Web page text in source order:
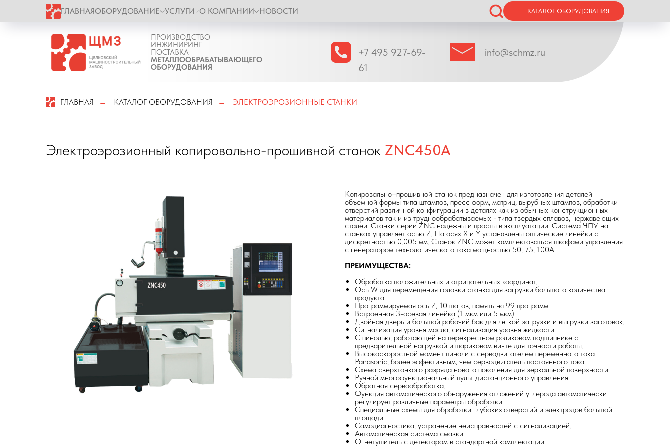
ГЛАВНАЯОБОРУДОВАНИЕ УСЛУГИ О КОМПАНИИ НОВОСТИ КАТАЛОГ ОБОРУДОВАНИЯ
ПРОИЗВОДСТВО
ИНЖИНИРИНГ
ПОСТАВКА
МЕТАЛЛООБРАБАТЫВАЮЩЕГО
ОБОРУДОВАНИЯ
+7 495 927-69-
61
info@schmz.ru
ГЛАВНАЯ → КАТАЛОГ ОБОРУДОВАНИЯ → ЭЛЕКТРОЭРОЗИОННЫЕ СТАНКИ
Электроэрозионный копировально-прошивной станок ZNC450A
Копировально–прошивной станок предназначен для изготовления деталей
объемной формы типа штампов, пресс форм, матриц, вырубных штампов, обработки
отверстий различной конфигурации в деталях как из обычных конструкционных
материалов так и из труднообрабатываемых - типа твердых сплавов, нержавеющих
сталей. Станки серии ZNC надежны и просты в эксплуатации. Система ЧПУ на
станках управляет осью Z. На осях Х и Y установлены оптические линейки с
дискретностью 0.005 мм. Станок ZNC может комплектоваться шкафами управления
с генератором технологического тока мощностью 50, 75, 100А.
ПРЕИМУЩЕСТВА:
Обработка положительных и отрицательных координат.
Ось W для перемещения головки станка для загрузки большого количества
продукта.
Программируемая ось Z, 10 шагов, память на 99 программ.
Встроенная 3-осевая линейка (1 мкм или 5 мкм).
Двойная дверь и большой рабочий бак для легкой загрузки и выгрузки заготовок.
Сигнализация уровня масла, сигнализация уровня жидкости.
С пинолью, работающей на перекрестном роликовом подшипнике с
предварительной нагрузкой и шариковом винте для точности работы.
Высокоскоростной момент пиноли с серводвигателем переменного тока
Panasonic, более эффективным, чем серводвигатель постоянного тока.
Схема сверхтонкого разряда нового поколения для зеркальной поверхности.
Ручной многофункциональный пульт дистанционного управления.
Обратная сервообработка.
Функция автоматического обнаружения отложений углерода автоматически
регулирует различные параметры обработки.
Специальные схемы для обработки глубоких отверстий и электродов большой
площади.
Самодиагностика, устранение неисправностей с сигнализацией.
Автоматическая система смазки.
Огнетушитель с детектором в стандартной комплектации.